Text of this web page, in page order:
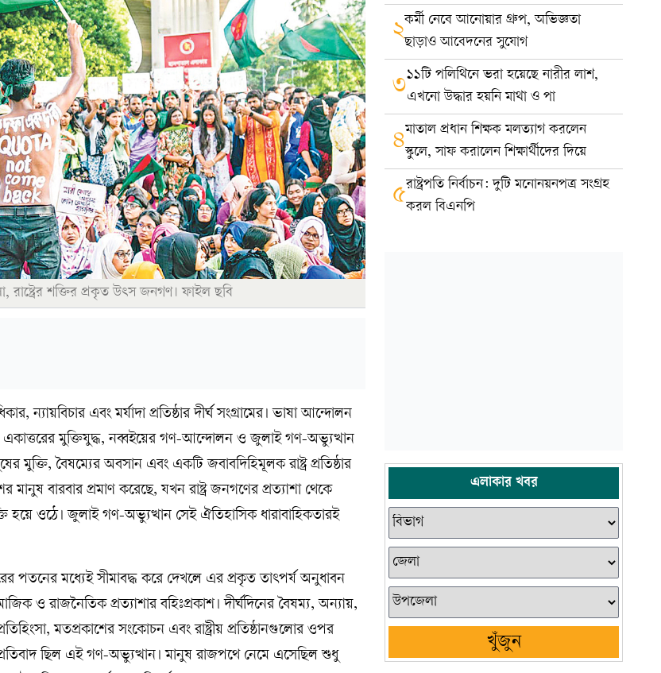
শক্তির প্রকৃত উৎস জনগণ। ফাইল ছবি
ন্যায়বিচার এবং মর্যাদা প্রতিষ্ঠার দীর্ঘ সংগ্রামের। ভাষা আন্দোলন
মুক্তিযুদ্ধ, নব্বইয়ের গণ-আন্দোলন ও জুলাই গণ-অভ্যুত্থান
মুক্তি, বৈষম্যের অবসান এবং একটি জবাবদিহিমূলক রাষ্ট্র প্রতিষ্ঠার
মানুষ বারবার প্রমাণ করেছে, যখন রাষ্ট্র জনগণের প্রত্যাশা থেকে
ওঠে। জুলাই গণ-অভ্যুত্থান সেই ঐতিহাসিক ধারাবাহিকতারই
মধ্যেই সীমাবদ্ধ করে দেখলে এর প্রকৃত তাৎপর্য অনুধাবন
ও রাজনৈতিক প্রত্যাশার বহিঃপ্রকাশ। দীর্ঘদিনের বৈষম্য, অন্যায়,
মতপ্রকাশের সংকোচন এবং রাষ্ট্রীয় প্রতিষ্ঠানগুলোর ওপর
ছিল এই গণ-অভ্যুত্থান। মানুষ রাজপথে নেমে এসেছিল শুধু
২কর্মী নেবে আনোয়ার গ্রুপ, অভিজ্ঞতা
ছাড়াও আবেদনের সুযোগ
৩১১টি পলিথিনে ভরা হয়েছে নারীর লাশ,
এখনো উদ্ধার হয়নি মাথা ও পা
৪মাতাল প্রধান শিক্ষক মলত্যাগ করলেন
স্কুলে, সাফ করালেন শিক্ষার্থীদের দিয়ে
৫রাষ্ট্রপতি নির্বাচন: দুটি মনোনয়নপত্র সংগ্রহ
করল বিএনপি
এলাকার খবর
খুঁজুন